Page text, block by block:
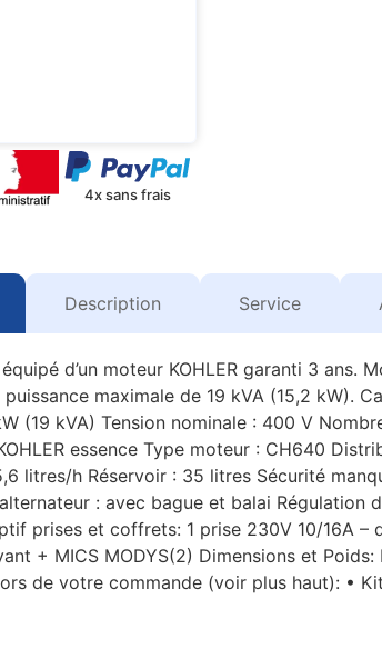
4x sans frais
Description Service
d’un moteur KOHLER garanti 3 ans.
maximale de 19 kVA (15,2 kW).
(19 kVA) Tension nominale : 400 V
essence Type moteur : CH640
litres/h Réservoir : 35 litres Sécurité
: avec bague et balai Régulation
prises et coffrets: 1 prise 230V 10/16A –
+ MICS MODYS(2) Dimensions et
de votre commande (voir plus haut): •